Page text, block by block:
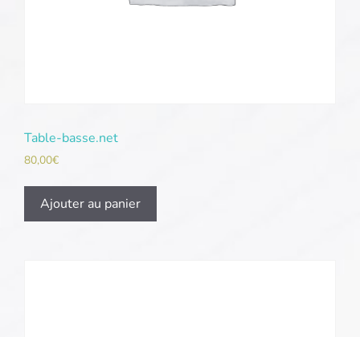
Table-basse.net
80,00€
Ajouter au panier